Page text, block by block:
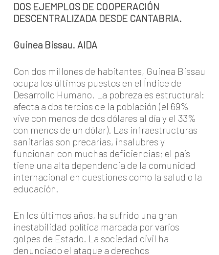
DOS EJEMPLOS DE COOPERACIÓN
DESCENTRALIZADA DESDE CANTABRIA.
Guinea Bissau. AIDA
Con dos millones de habitantes, Guinea Bissau
ocupa los últimos puestos en el Índice de
Desarrollo Humano. La pobreza es estructural:
afecta a dos tercios de la población (el 69%
vive con menos de dos dólares al día y el 33%
con menos de un dólar). Las infraestructuras
sanitarias son precarias, insalubres y
funcionan con muchas deficiencias; el país
tiene una alta dependencia de la comunidad
internacional en cuestiones como la salud o la
educación.
En los últimos años, ha sufrido una gran
inestabilidad política marcada por varios
golpes de Estado. La sociedad civil ha
denunciado el ataque a derechos